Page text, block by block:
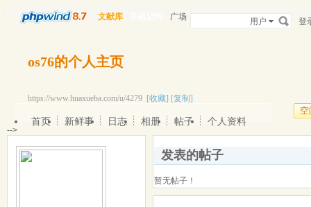
文献库 广场 用户 登
os76的个人主页
https://www.huaxueba.com/u/4279 [收藏] [复制]
空
首页 新鲜事 日志 相册 帖子 个人资料
-->
发表的帖子
暂无帖子！